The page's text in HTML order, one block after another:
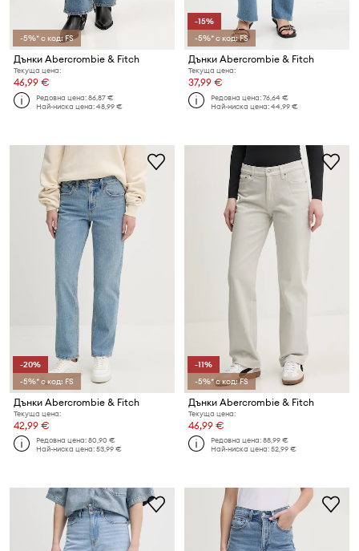
-5%* с код: FS
Дънки Abercrombie & Fitch
Текуща цена:
46,99 €
Редовна цена:86,87 €
Най-ниска цена:48,99 €
-15%
-5%* с код: FS
Дънки Abercrombie & Fitch
Текуща цена:
37,99 €
Редовна цена:76,64 €
Най-ниска цена:44,99 €
-20%
-5%* с код: FS
Дънки Abercrombie & Fitch
Текуща цена:
42,99 €
Редовна цена:80,90 €
Най-ниска цена:53,99 €
-11%
-5%* с код: FS
Дънки Abercrombie & Fitch
Текуща цена:
46,99 €
Редовна цена:88,99 €
Най-ниска цена:52,99 €